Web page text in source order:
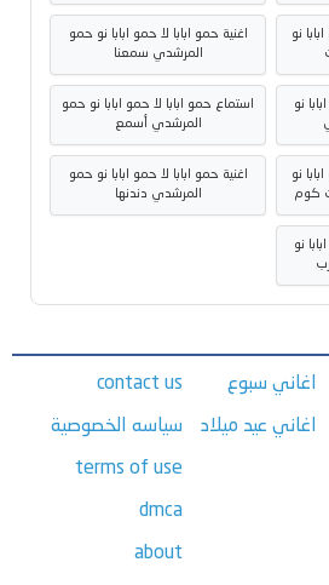
نو
اغنية حمو ابابا لا حمو ابابا نو حمو
المرشدي سمعنا
نو
استماع حمو ابابا لا حمو ابابا نو حمو
المرشدي أسمع
نو
كوم
اغنية حمو ابابا لا حمو ابابا نو حمو
المرشدي دندنها
نو
اغاني سبوع
اغاني عيد ميلاد
contact us
سياسه الخصوصية
terms of use
dmca
about